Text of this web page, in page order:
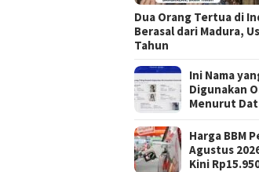
Dua Orang Tertua di
Berasal dari Madura,
Tahun
Ini Nama
Digunakan
Menurut
Harga BBM
Agustus
Kini